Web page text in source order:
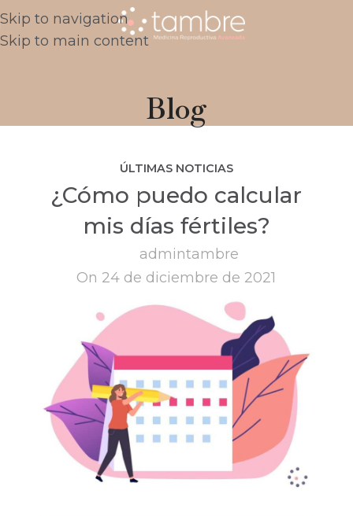
Skip to navigation
Skip to main content
Blog
ÚLTIMAS NOTICIAS
¿Cómo puedo calcular
mis días fértiles?
admintambre
On 24 de diciembre de 2021